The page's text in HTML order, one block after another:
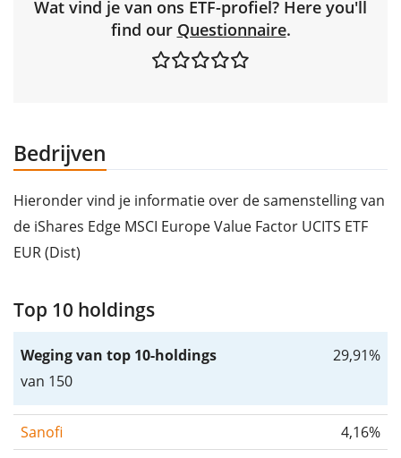
Wat vind je van ons ETF-profiel? Here you'll
find our Questionnaire.
Bedrijven
Hieronder vind je informatie over de samenstelling van
de iShares Edge MSCI Europe Value Factor UCITS ETF
EUR (Dist)
Top 10 holdings
Weging van top 10-holdings
van 150
29,91%
Sanofi
4,16%